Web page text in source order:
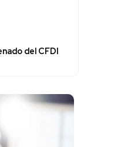
del CFDI